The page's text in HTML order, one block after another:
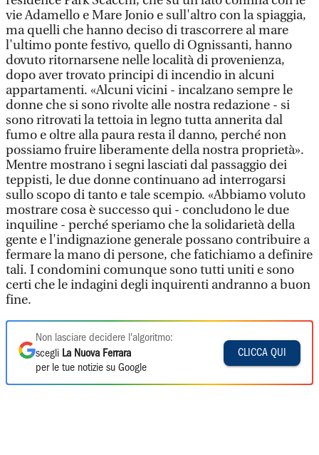
vie Adamello e Mare Jonio e sull'altro con la spiaggia,
ma quelli che hanno deciso di trascorrere al mare
l'ultimo ponte festivo, quello di Ognissanti, hanno
dovuto ritornarsene nelle località di provenienza,
dopo aver trovato principi di incendio in alcuni
appartamenti. «Alcuni vicini - incalzano sempre le
donne che si sono rivolte alle nostra redazione - si
sono ritrovati la tettoia in legno tutta annerita dal
fumo e oltre alla paura resta il danno, perché non
possiamo fruire liberamente della nostra proprietà».
Mentre mostrano i segni lasciati dal passaggio dei
teppisti, le due donne continuano ad interrogarsi
sullo scopo di tanto e tale scempio. «Abbiamo voluto
mostrare cosa è successo qui - concludono le due
inquiline - perché speriamo che la solidarietà della
gente e l'indignazione generale possano contribuire a
fermare la mano di persone, che fatichiamo a definire
tali. I condomini comunque sono tutti uniti e sono
certi che le indagini degli inquirenti andranno a buon
fine.
Non lasciare decidere l'algoritmo:
scegli La Nuova Ferrara
per le tue notizie su Google
CLICCA QUI